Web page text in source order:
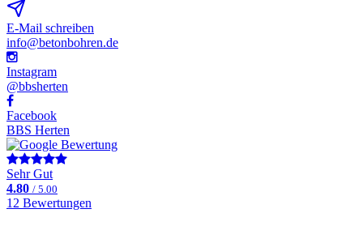
E-Mail schreiben
info@betonbohren.de
Instagram
@bbsherten
Facebook
BBS Herten
Sehr Gut
4.80 / 5.00
12 Bewertungen